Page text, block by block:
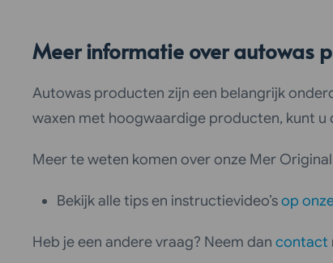
Meer informatie over autowas
Autowas producten zijn een belangrijk
waxen met hoogwaardige producten, kunt u
Meer te weten komen over onze Mer
Bekijk alle tips en instructievideo’sop
Heb je een andere vraag? Neem dan contact